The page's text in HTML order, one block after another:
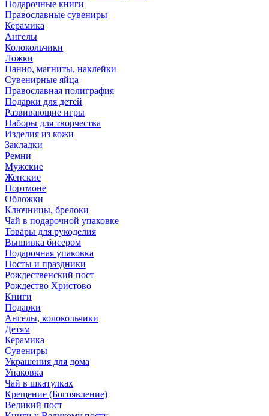
Подарочные книги
Православные сувениры
Керамика
Ангелы
Колокольчики
Ложки
Панно, магниты, наклейки
Сувенирные яйца
Православная полиграфия
Подарки для детей
Развивающие игры
Наборы для творчества
Изделия из кожи
Закладки
Ремни
Мужские
Женские
Портмоне
Обложки
Ключницы, брелоки
Чай в подарочной упаковке
Товары для рукоделия
Вышивка бисером
Подарочная упаковка
Посты и праздники
Рождественский пост
Рождество Христово
Книги
Подарки
Ангелы, колокольчики
Детям
Керамика
Сувениры
Украшения для дома
Упаковка
Чай в шкатулках
Крещение (Богоявление)
Великий пост